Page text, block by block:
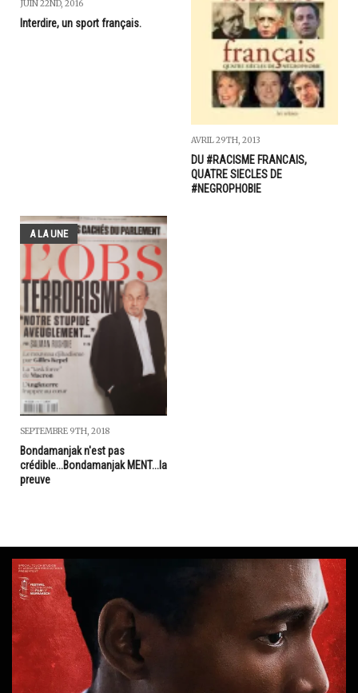
JUIN 22ND, 2016
Interdire, un sport français.
AVRIL 29TH, 2013
DU #RACISME FRANCAIS,
QUATRE SIECLES DE
#NEGROPHOBIE
A LA UNE
SEPTEMBRE 9TH, 2018
Bondamanjak n'est pas
crédible...Bondamanjak MENT...la
preuve